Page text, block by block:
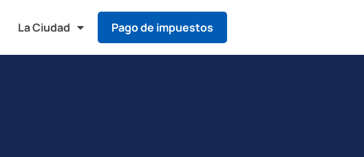
La Ciudad Pago de impuestos